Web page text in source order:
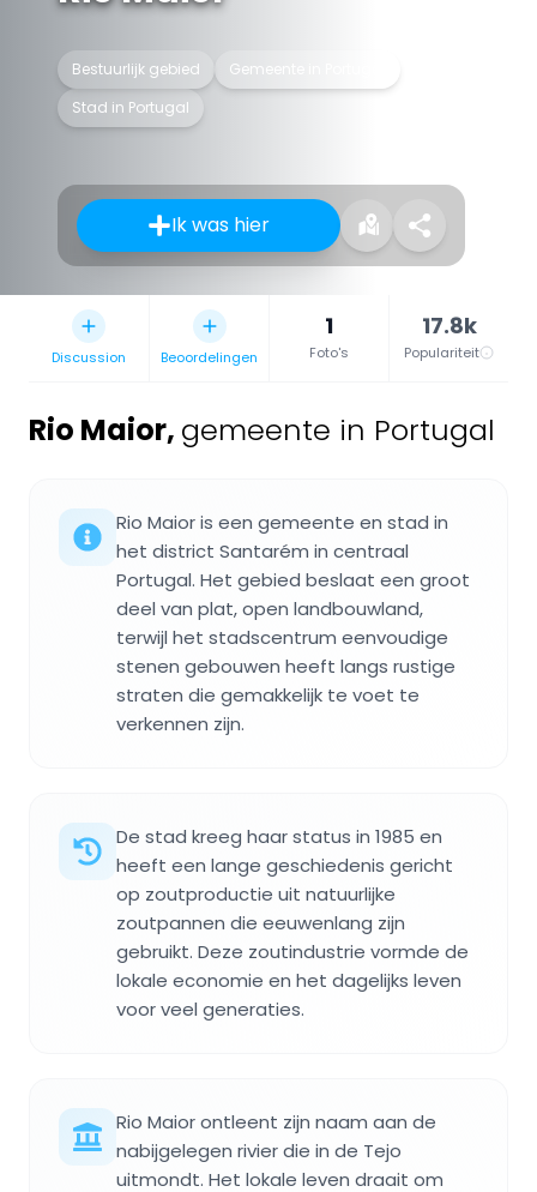
Bestuurlijk gebied
Gemeente in Portugal
Stad in Portugal
Ik was hier
Discussion Beoordelingen
1
Foto's
17.8k
Populariteit
Rio Maior, gemeente in Portugal
Rio Maior is een gemeente en stad in
het district Santarém in centraal
Portugal. Het gebied beslaat een groot
deel van plat, open landbouwland,
terwijl het stadscentrum eenvoudige
stenen gebouwen heeft langs rustige
straten die gemakkelijk te voet te
verkennen zijn.
De stad kreeg haar status in 1985 en
heeft een lange geschiedenis gericht
op zoutproductie uit natuurlijke
zoutpannen die eeuwenlang zijn
gebruikt. Deze zoutindustrie vormde de
lokale economie en het dagelijks leven
voor veel generaties.
Rio Maior ontleent zijn naam aan de
nabijgelegen rivier die in de Tejo
uitmondt. Het lokale leven draait om